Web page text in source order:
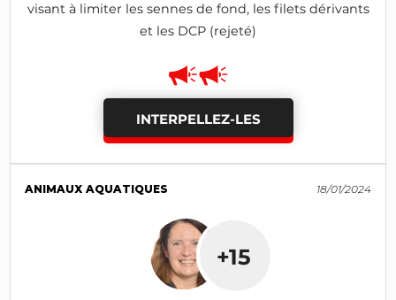
visant à limiter les sennes de fond, les filets dérivants
et les DCP (rejeté)
INTERPELLEZ-LES
ANIMAUX AQUATIQUES 18/01/2024
+15